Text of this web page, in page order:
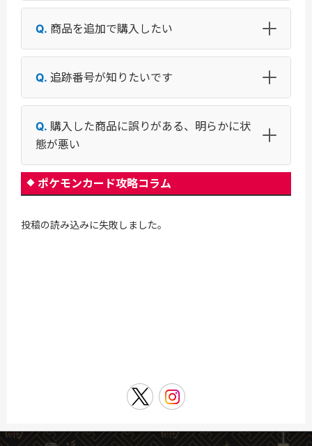
商品を追加で購入したい
追跡番号が知りたいです
購入した商品に誤りがある、明らかに状
態が悪い
ポケモンカード攻略コラム
投稿の読み込みに失敗しました。